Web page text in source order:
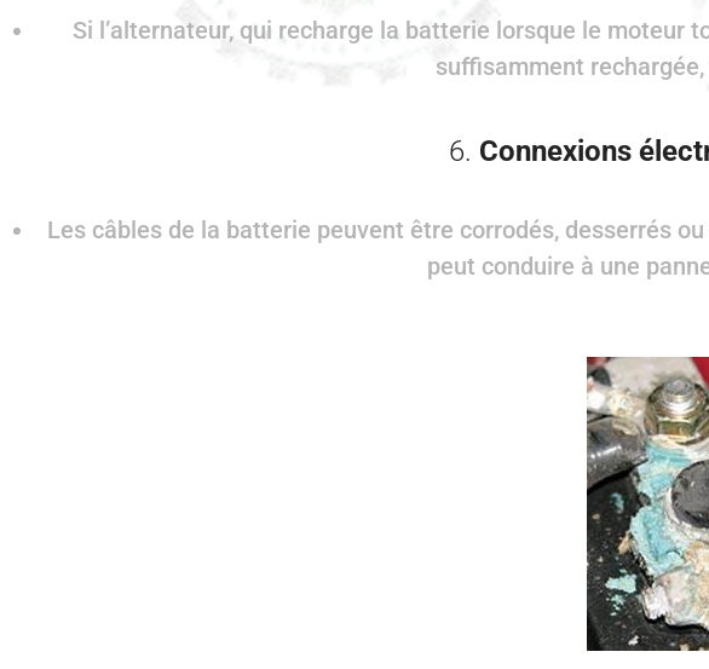
Si l’alternateur, qui recharge la batterie lorsque le moteur
suffisamment
6. Connexions
Les câbles de la batterie peuvent être corrodés, desserrés
peut conduire à une